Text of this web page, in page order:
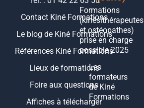
Contact Kiné Formations
Le blog de Kiné Formations
Références Kiné Formations
Lieux de formations
Foire aux questions
Affiches à télécharger
Formations
(kinésithérapeutes
et ostéopathes)
prise en charge
possible 2025
Les
formateurs
de Kiné
Formations